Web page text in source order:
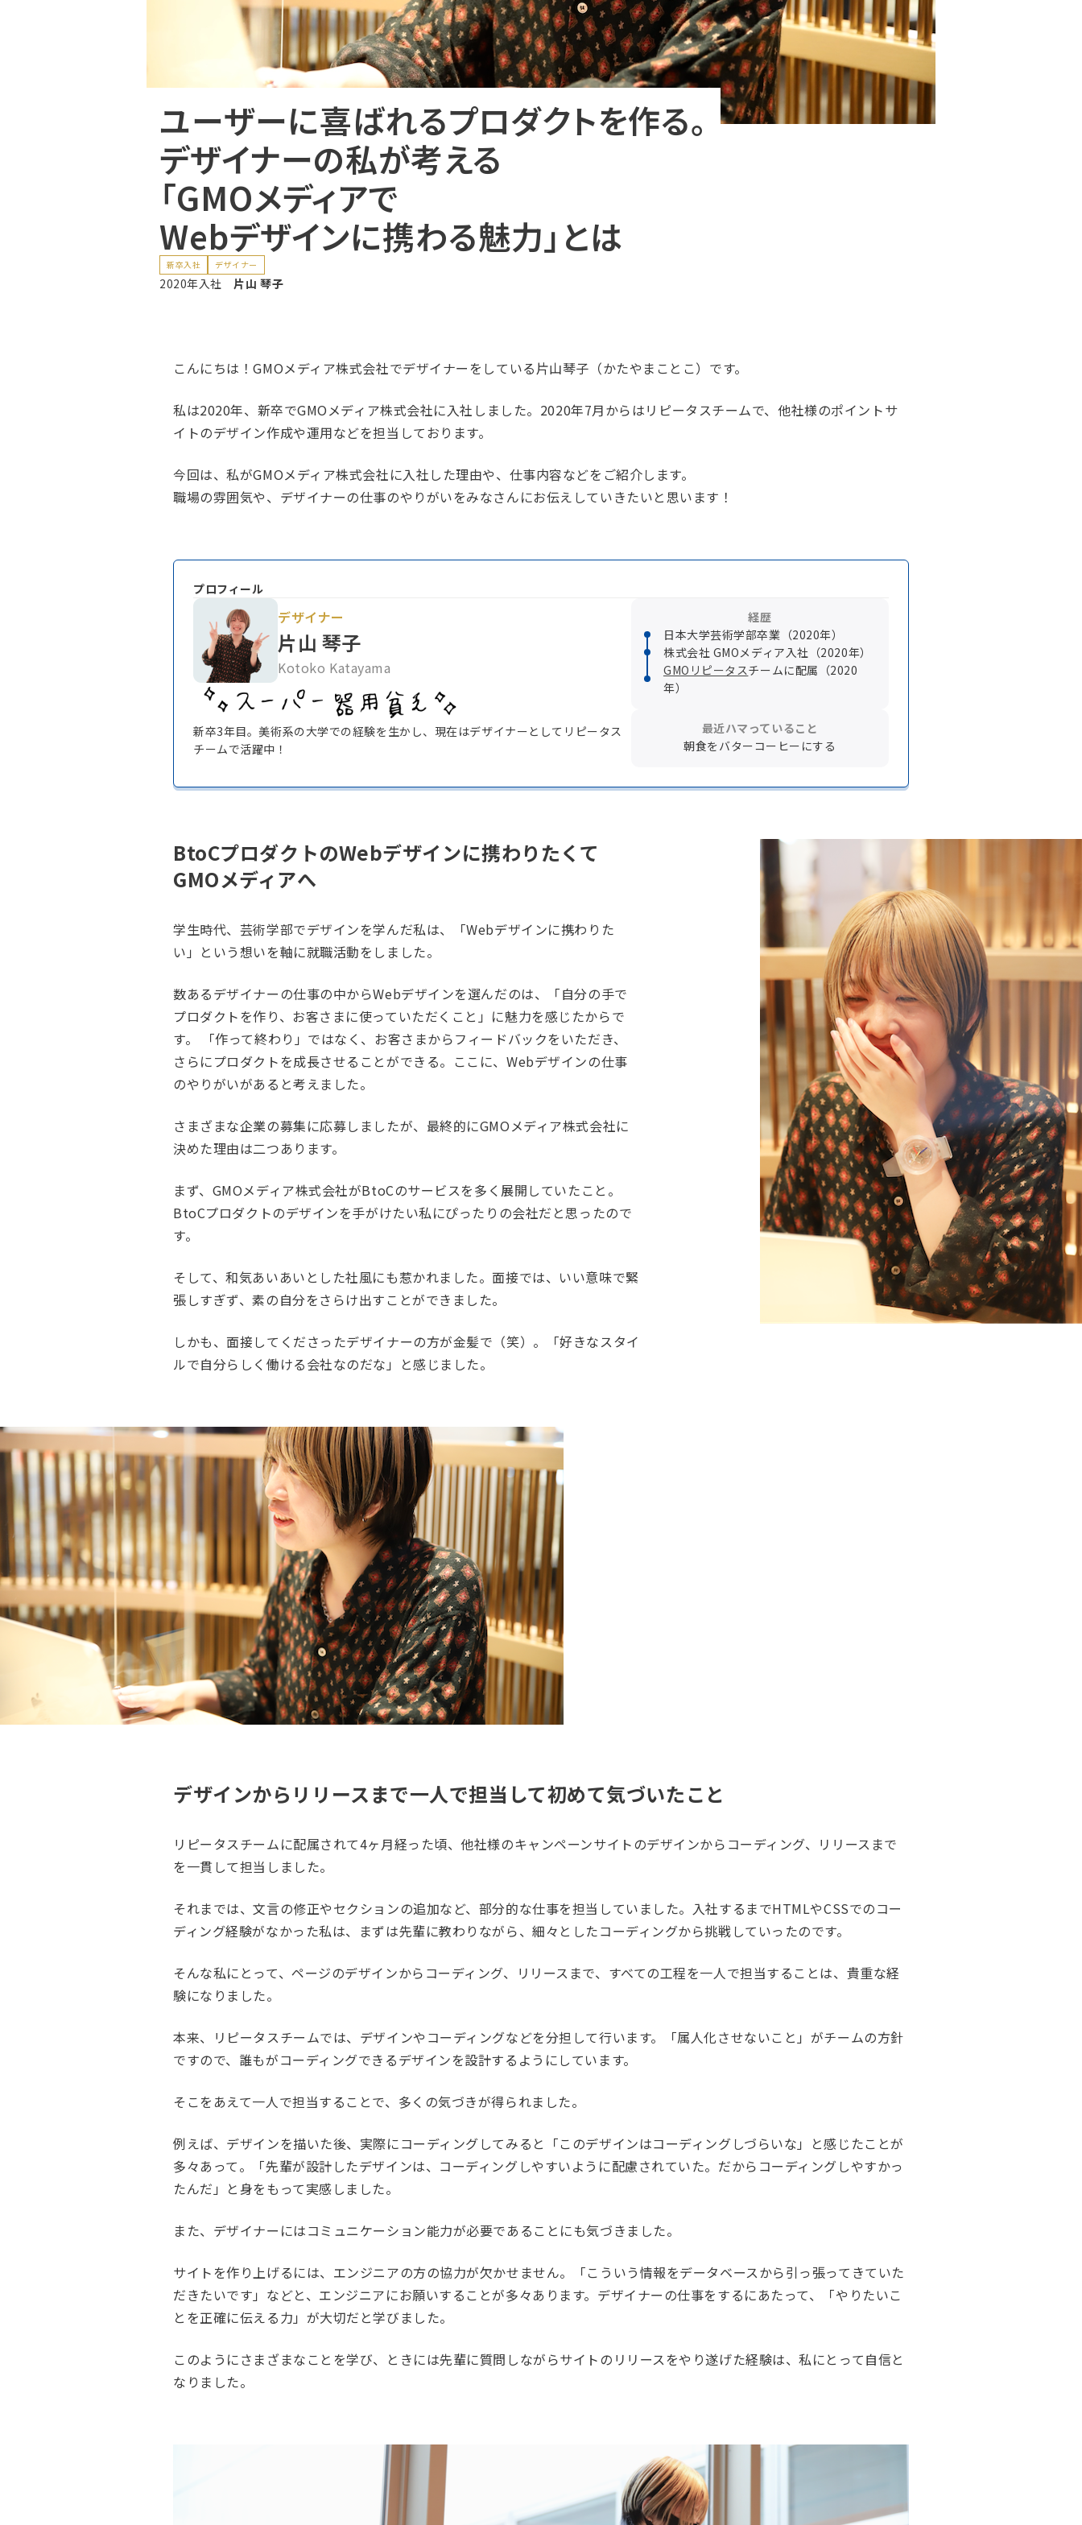
ユーザーに喜ばれるプロダクトを作る。
デザイナーの私が考える
「GMOメディアで
Webデザインに携わる魅力」とは
新卒入社 デザイナー
2020年入社片山 琴子
こんにちは！GMOメディア株式会社でデザイナーをしている片山琴子（かたやまことこ）です。
私は2020年、新卒でGMOメディア株式会社に入社しました。2020年7月からはリピータスチームで、他社様のポイントサ
イトのデザイン作成や運用などを担当しております。
今回は、私がGMOメディア株式会社に入社した理由や、仕事内容などをご紹介します。
職場の雰囲気や、デザイナーの仕事のやりがいをみなさんにお伝えしていきたいと思います！
プロフィール
デザイナー
片山 琴子
Kotoko Katayama
新卒3年目。美術系の大学での経験を生かし、現在はデザイナーとしてリピータス
チームで活躍中！
経歴
日本大学芸術学部卒業（2020年）
株式会社 GMOメディア入社（2020年）
GMOリピータスチームに配属（2020
年）
最近ハマっていること
朝食をバターコーヒーにする
BtoCプロダクトのWebデザインに携わりたくて
GMOメディアへ
学生時代、芸術学部でデザインを学んだ私は、「Webデザインに携わりた
い」という想いを軸に就職活動をしました。
数あるデザイナーの仕事の中からWebデザインを選んだのは、「自分の手で
プロダクトを作り、お客さまに使っていただくこと」に魅力を感じたからで
す。 「作って終わり」ではなく、お客さまからフィードバックをいただき、
さらにプロダクトを成長させることができる。ここに、Webデザインの仕事
のやりがいがあると考えました。
さまざまな企業の募集に応募しましたが、最終的にGMOメディア株式会社に
決めた理由は二つあります。
まず、GMOメディア株式会社がBtoCのサービスを多く展開していたこと。
BtoCプロダクトのデザインを手がけたい私にぴったりの会社だと思ったので
す。
そして、和気あいあいとした社風にも惹かれました。面接では、いい意味で緊
張しすぎず、素の自分をさらけ出すことができました。
しかも、面接してくださったデザイナーの方が金髪で（笑）。「好きなスタイ
ルで自分らしく働ける会社なのだな」と感じました。
デザインからリリースまで一人で担当して初めて気づいたこと
リピータスチームに配属されて4ヶ月経った頃、他社様のキャンペーンサイトのデザインからコーディング、リリースまで
を一貫して担当しました。
それまでは、文言の修正やセクションの追加など、部分的な仕事を担当していました。入社するまでHTMLやCSSでのコー
ディング経験がなかった私は、まずは先輩に教わりながら、細々としたコーディングから挑戦していったのです。
そんな私にとって、ページのデザインからコーディング、リリースまで、すべての工程を一人で担当することは、貴重な経
験になりました。
本来、リピータスチームでは、デザインやコーディングなどを分担して行います。「属人化させないこと」がチームの方針
ですので、誰もがコーディングできるデザインを設計するようにしています。
そこをあえて一人で担当することで、多くの気づきが得られました。
例えば、デザインを描いた後、実際にコーディングしてみると「このデザインはコーディングしづらいな」と感じたことが
多々あって。「先輩が設計したデザインは、コーディングしやすいように配慮されていた。だからコーディングしやすかっ
たんだ」と身をもって実感しました。
また、デザイナーにはコミュニケーション能力が必要であることにも気づきました。
サイトを作り上げるには、エンジニアの方の協力が欠かせません。「こういう情報をデータベースから引っ張ってきていた
だきたいです」などと、エンジニアにお願いすることが多々あります。デザイナーの仕事をするにあたって、「やりたいこ
とを正確に伝える力」が大切だと学びました。
このようにさまざまなことを学び、ときには先輩に質問しながらサイトのリリースをやり遂げた経験は、私にとって自信と
なりました。